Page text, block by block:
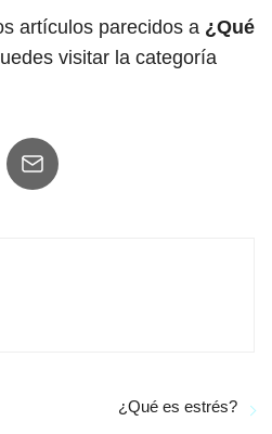
artículos parecidos a ¿Qué
visitar la categoría
¿Qué es estrés?